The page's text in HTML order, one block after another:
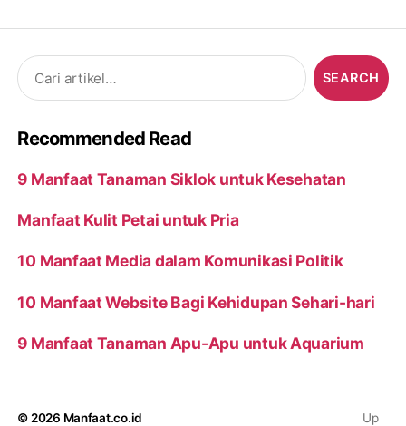
Search
for:
Recommended Read
9 Manfaat Tanaman Siklok untuk Kesehatan
Manfaat Kulit Petai untuk Pria
10 Manfaat Media dalam Komunikasi Politik
10 Manfaat Website Bagi Kehidupan Sehari-hari
9 Manfaat Tanaman Apu-Apu untuk Aquarium
© 2026 Manfaat.co.id
Up